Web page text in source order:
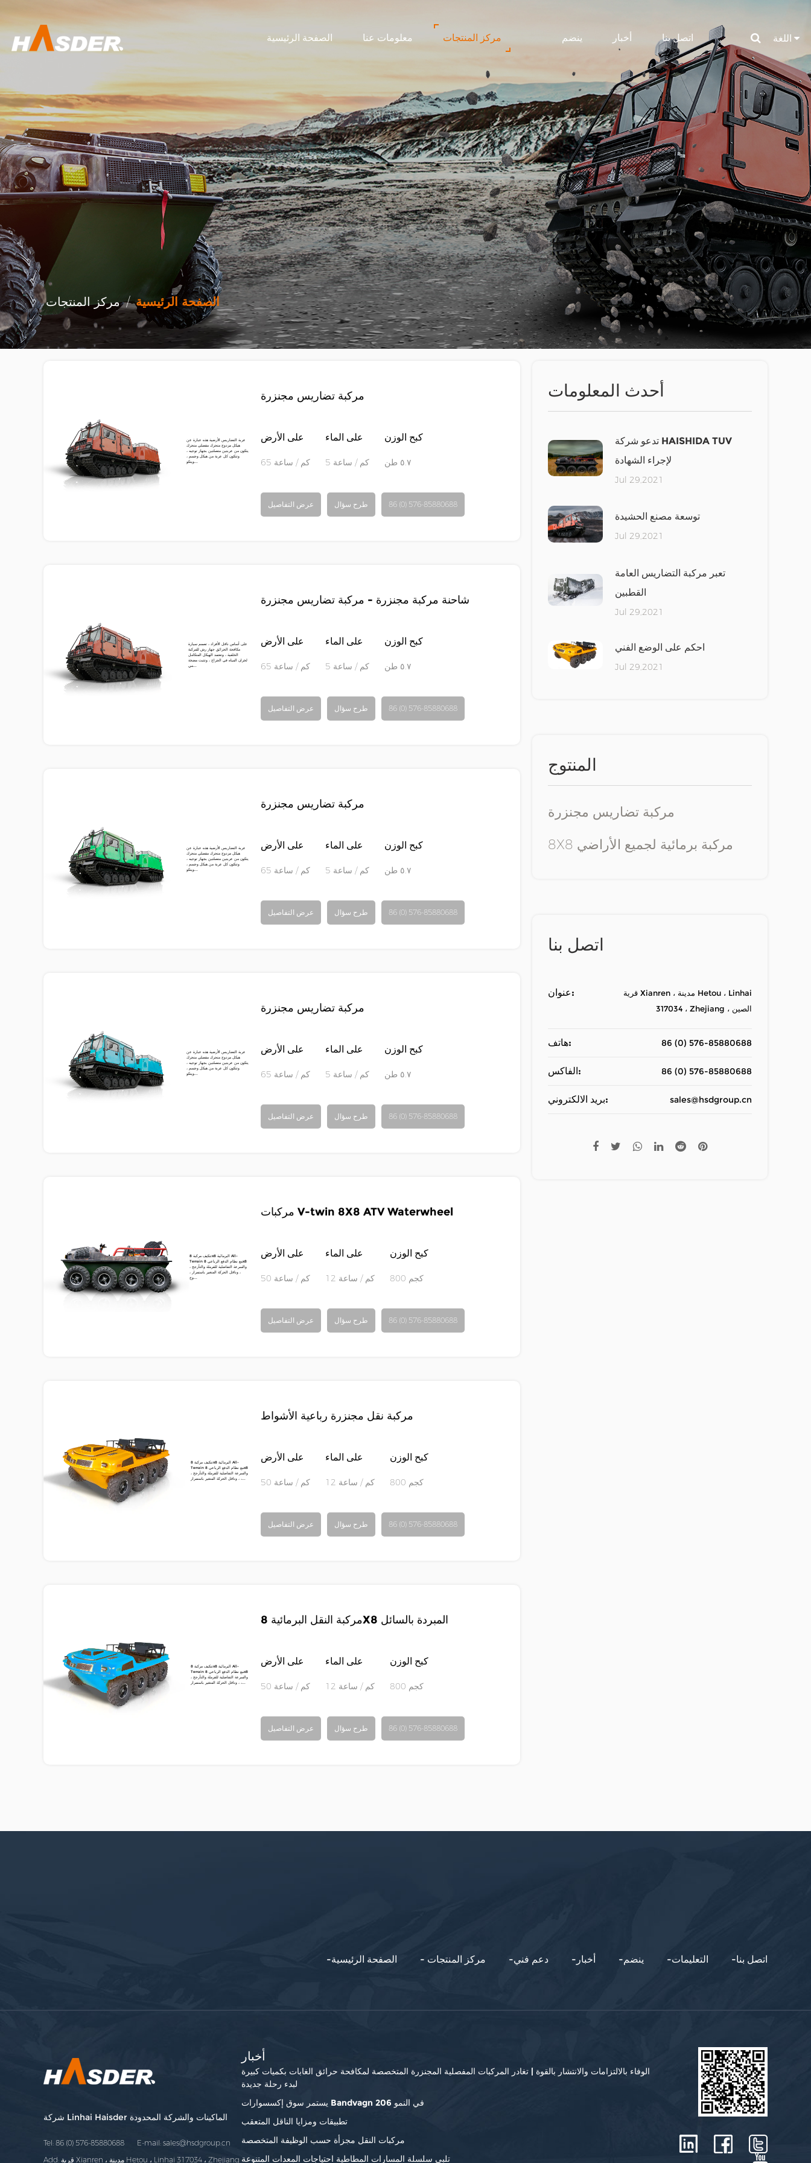
الصفحة الرئيسية معلومات عنا مركز المنتجات ينضم أخبار اتصل بنا اللغة
الصفحة الرئيسية/مركز المنتجات
عربة التضاريس الأرضية هذه عبارة عن
هيكل مزدوج متحرك مفصلي متحرك
يتكون من عربتين متصلتين بجهاز توجيه ،
وتتكون كل عربة من هيكل وجسم ،
ويتكو...
مركبة تضاريس مجنزرة
على الأرض
65 كم / ساعة
على الماء
5 كم / ساعة
كبح الوزن
٥.٧ طن
عرض التفاصيل طرح سؤال 86 (0) 576-85880688
على أساس ناقل الأفراد ، تصمم سيارة
مكافحة الحرائق جهاز رش للمركبة
الخلفية ، وتعتمد الهيكل المتكامل
لخزان المياه في الجراج ، وتثبت مضخة
مي...
شاحنة مركبة مجنزرة - مركبة تضاريس مجنزرة
على الأرض
65 كم / ساعة
على الماء
5 كم / ساعة
كبح الوزن
٥.٧ طن
عرض التفاصيل طرح سؤال 86 (0) 576-85880688
عربة التضاريس الأرضية هذه عبارة عن
هيكل مزدوج متحرك مفصلي متحرك
يتكون من عربتين متصلتين بجهاز توجيه ،
وتتكون كل عربة من هيكل وجسم ،
ويتكو...
مركبة تضاريس مجنزرة
على الأرض
65 كم / ساعة
على الماء
5 كم / ساعة
كبح الوزن
٥.٧ طن
عرض التفاصيل طرح سؤال 86 (0) 576-85880688
عربة التضاريس الأرضية هذه عبارة عن
هيكل مزدوج متحرك مفصلي متحرك
يتكون من عربتين متصلتين بجهاز توجيه ،
وتتكون كل عربة من هيكل وجسم ،
ويتكو...
مركبة تضاريس مجنزرة
على الأرض
65 كم / ساعة
على الماء
5 كم / ساعة
كبح الوزن
٥.٧ طن
عرض التفاصيل طرح سؤال 86 (0) 576-85880688
تتكيف مركبة 8x8 البرمائية All-
Terrain مع نظام الدفع الرباعي 8x8
، والسرعة التفاضلية للفرملة والتأرجح
، وناقل الحركة المتغير باستمرار ،
مركبات V-twin 8X8 ATV Waterwheel
على الأرض
50 كم / ساعة
على الماء
12 كم / ساعة
كبح الوزن
800 كجم
عرض التفاصيل طرح سؤال 86 (0) 576-85880688
تتكيف مركبة 8x8 البرمائية All-
Terrain مع نظام الدفع الرباعي 8x8
، والسرعة التفاضلية للفرملة والتأرجح
، وناقل الحركة المتغير باستمرار ،...
مركبة نقل مجنزرة رباعية الأشواط
على الأرض
50 كم / ساعة
على الماء
12 كم / ساعة
كبح الوزن
800 كجم
عرض التفاصيل طرح سؤال 86 (0) 576-85880688
تتكيف مركبة 8x8 البرمائية All-
Terrain مع نظام الدفع الرباعي 8x8
، والسرعة التفاضلية للفرملة والتأرجح
، وناقل الحركة المتغير باستمرار ،...
مركبة النقل البرمائية 8X8 المبردة بالسائل
على الأرض
50 كم / ساعة
على الماء
12 كم / ساعة
كبح الوزن
800 كجم
عرض التفاصيل طرح سؤال 86 (0) 576-85880688
أحدث المعلومات
تدعو شركة HAISHIDA TUV
لإجراء الشهادة
Jul 29,2021
توسعة مصنع الحشيدة
Jul 29,2021
تعبر مركبة التضاريس العامة
القطبين
Jul 29,2021
احكم على الوضع الفني
Jul 29,2021
المنتوج
مركبة تضاريس مجنزرة
8X8 مركبة برمائية لجميع الأراضي
اتصل بنا
عنوان:
قرية Xianren ، مدينة Hetou ، Linhai
317034 ، Zhejiang ، الصين
هاتف: 86 (0) 576-85880688
الفاكس: 86 (0) 576-85880688
بريد الالكتروني: sales@hsdgroup.cn
-الصفحة الرئيسية - مركز المنتجات -دعم فني -أخبار -ينضم -التعليمات -اتصل بنا
شركة Linhai Haisder الماكينات والشركة المحدودة
Tel: 86 (0) 576-85880688 E-mail:sales@hsdgroup.cn
Add: قرية Xianren ، مدينة Hetou ، Linhai 317034 ، Zhejiang
أخبار
الوفاء بالالتزامات والانتشار بالقوة | تغادر المركبات المفصلية المجنزرة المتخصصة لمكافحة حرائق الغابات بكميات كبيرة
لبدء رحلة جديدة
يستمر سوق إكسسوارات Bandvagn 206 في النمو
تطبيقات ومزايا الناقل المتعقب
مركبات النقل مجزأة حسب الوظيفة المتخصصة
تلبي سلسلة المسارات المطاطية احتياجات المعدات المتنوعة